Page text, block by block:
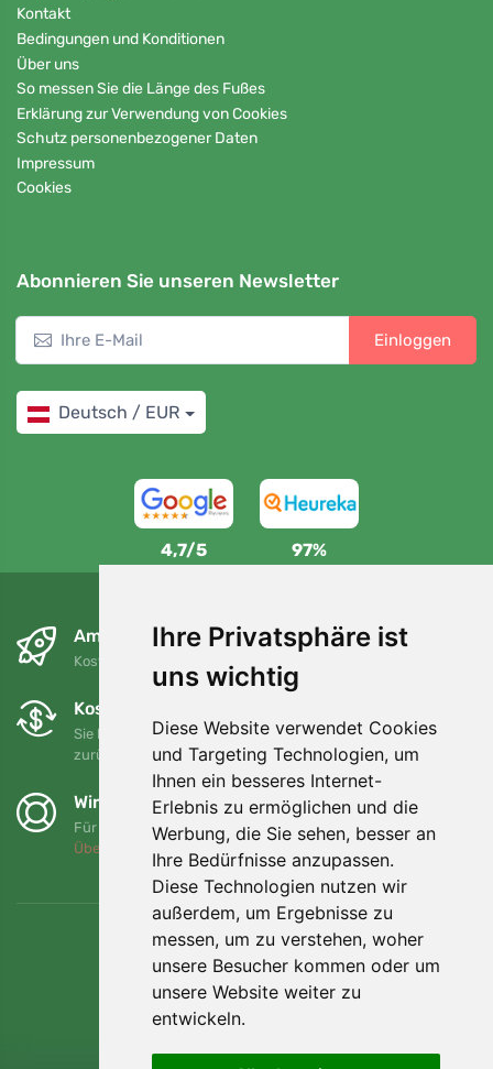
Ihre Privatsphäre ist
uns wichtig
Diese Website verwendet Cookies
und Targeting Technologien, um
Ihnen ein besseres Internet-
Erlebnis zu ermöglichen und die
Werbung, die Sie sehen, besser an
Ihre Bedürfnisse anzupassen.
Diese Technologien nutzen wir
außerdem, um Ergebnisse zu
messen, um zu verstehen, woher
unsere Besucher kommen oder um
unsere Website weiter zu
entwickeln.
Kontakt
Bedingungen und Konditionen
Über uns
So messen Sie die Länge des Fußes
Erklärung zur Verwendung von Cookies
Schutz personenbezogener Daten
Impressum
Cookies
Abonnieren Sie unseren Newsletter
Einloggen
Deutsch / EUR
4,7/5 97%
Am nächsten Tag und kostenlos
Kostenloser Versand für Bestellungen über 80 EUR
Kostenloser Umtausch und Rückgabe
Sie können Ihre Bestellung jederzeit innerhalb von 90 Tagen
zurückgeben oder umtauschen.
Wir unterstützen Trees.org
Für jede Bestellung pflanzen wir einen Baum! Mehr lesen
Über uns